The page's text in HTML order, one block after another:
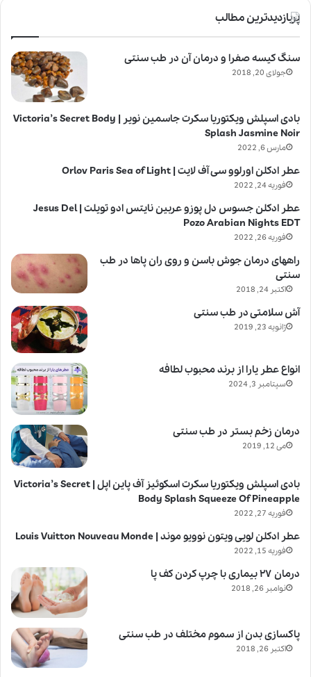
پربازدیدترین مطالب
سنگ کیسه صفرا و درمان آن در طب سنتی
جولای 20, 2018
بادی اسپلش ویکتوریا سکرت جاسمین نویر | Victoria’s Secret Body
Splash Jasmine Noir
مارس 6, 2022
عطر ادکلن اورلوو سی آف لایت | Orlov Paris Sea of Light
فوریه 24, 2022
عطر ادکلن جسوس دل پوزو عربین نایتس ادو تویلت | Jesus Del
Pozo Arabian Nights EDT
فوریه 26, 2022
راههای درمان جوش باسن و روی ران پاها در طب
سنتی
اکتبر 24, 2018
آش سلامتی در طب سنتی
ژانویه 23, 2019
انواع عطر یارا از برند محبوب لطافه
سپتامبر 3, 2024
درمان زخم بستر در طب سنتی
می 12, 2019
بادی اسپلش ویکتوریا سکرت اسکوئیز آف پاین اپل | Victoria’s Secret
Body Splash Squeeze Of Pineapple
فوریه 27, 2022
عطر ادکلن لویی ویتون نوویو موند | Louis Vuitton Nouveau Monde
فوریه 15, 2022
درمان ۲۷ بیماری با چرپ کردن کف پا
نوامبر 26, 2018
پاکسازی بدن از سموم مختلف در طب سنتی
اکتبر 26, 2018